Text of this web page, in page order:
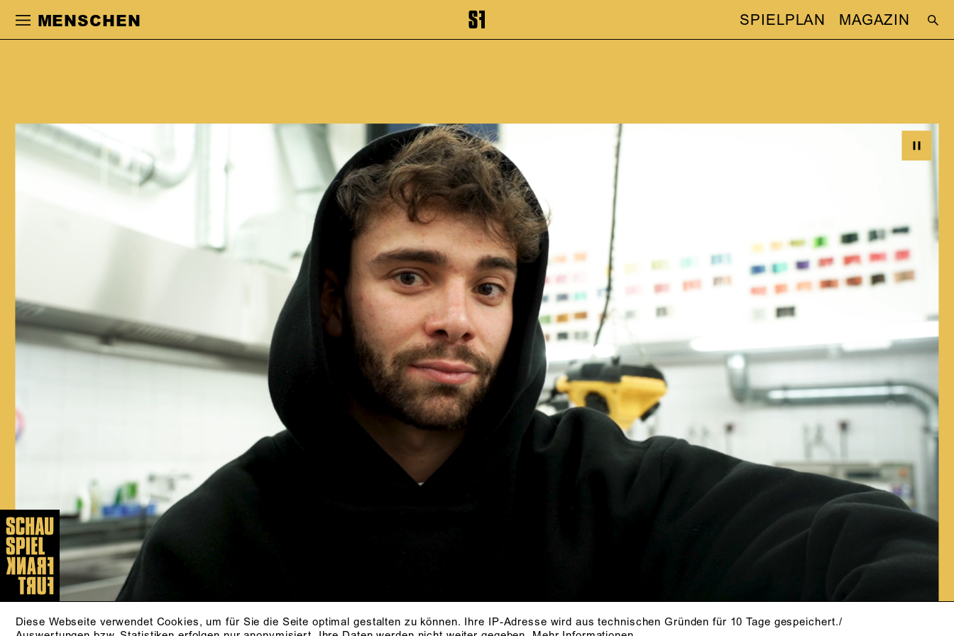
Zur Hauptnavigation springen Zum Footer springen
MENSCHEN SPIELPLAN MAGAZIN
Diese Webseite verwendet Cookies, um für Sie die Seite optimal gestalten zu können. Ihre IP-Adresse wird aus technischen Gründen für 10 Tage gespeichert./
MEDINA
ist 1996 in Saarbrücken geboren und
aufgewachsen. In jungen Jahren tanzte
und spielte er als Mitglied der Youth
Staatstheaters in verschiedenen
Kunst Frankfurt am Main. 2021 bekam
er den Newcomer-Preis der HfMDK im
Bereich Schauspiel und wurde 2022 als
Stipendiat der Studienstiftung des
deutschen Volkes ausgezeichnet.
Während seines Studiums gastierte er
am Schauspiel Frankfurt, wo er u.a. mit
2024/25 wurde er festes
Ensemblemitglied am Schauspiel
Frankfurt.
AKTUELLE STÜCKE
ANDERE LEUTE
von Dorota Masłowska
aus dem Polnischen von Olaf Kühl
ZUR PRODUKTION